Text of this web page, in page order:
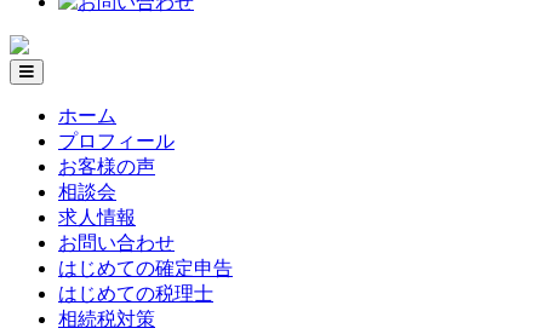
ホーム
プロフィール
お客様の声
相談会
求人情報
お問い合わせ
はじめての確定申告
はじめての税理士
相続税対策